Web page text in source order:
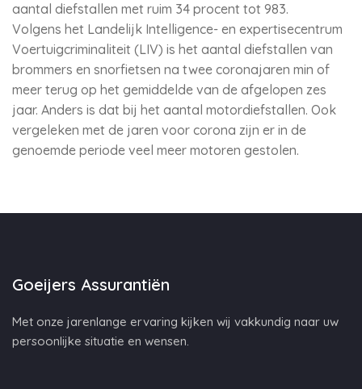
aantal diefstallen met ruim 34 procent tot 983.
Volgens het Landelijk Intelligence- en expertisecentrum
Voertuigcriminaliteit (LIV) is het aantal diefstallen van
brommers en snorfietsen na twee coronajaren min of
meer terug op het gemiddelde van de afgelopen zes
jaar. Anders is dat bij het aantal motordiefstallen. Ook
vergeleken met de jaren voor corona zijn er in de
genoemde periode veel meer motoren gestolen.
Goeijers Assurantiën
Met onze jarenlange ervaring kijken wij vakkundig naar uw
persoonlijke situatie en wensen.